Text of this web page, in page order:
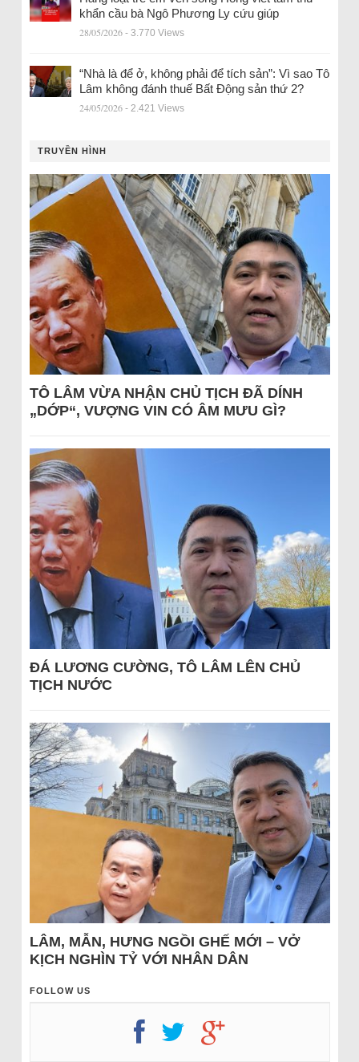
khẩn cầu bà Ngô Phương Ly cứu giúp
28/05/2026 - 3.770 Views
“Nhà là để ở, không phải để tích sản”: Vì sao Tô
Lâm không đánh thuế Bất Động sản thứ 2?
24/05/2026 - 2.421 Views
TRUYỀN HÌNH
TÔ LÂM VỪA NHẬN CHỦ TỊCH ĐÃ DÍNH
„DỚP“, VƯỢNG VIN CÓ ÂM MƯU GÌ?
ĐÁ LƯƠNG CƯỜNG, TÔ LÂM LÊN CHỦ
TỊCH NƯỚC
LÂM, MẪN, HƯNG NGỒI GHẾ MỚI – VỞ
KỊCH NGHÌN TỶ VỚI NHÂN DÂN
FOLLOW US